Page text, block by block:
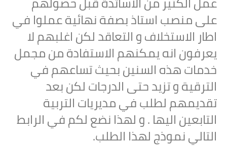
على منصب استاذ بصفة نهائية عملوا في
اطار الاستخلاف و التعاقد لكن اغلبهم لا
يعرفون انه يمكنهم الاستفادة من مجمل
خدمات هذه السنين بحيث تساعهم في
الترقية و تزيد حتى الدرجات لكن بعد
تقديمهم لطلب في مديريات التربية
التابعين اليها . و لهذا نضع لكم في الرابط
التالي نموذج لهذا الطلب.